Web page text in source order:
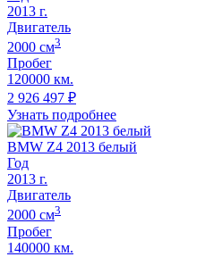
2013 г.
Двигатель
2000 cм3
Пробег
120000 км.
2 926 497 ₽
Узнать подробнее
BMW Z4 2013 белый
Год
2013 г.
Двигатель
2000 cм3
Пробег
140000 км.